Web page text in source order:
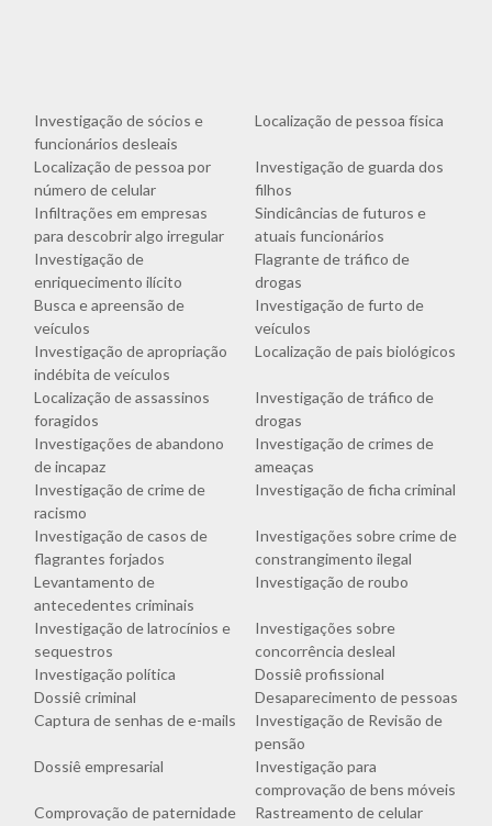
Investigação de sócios e
funcionários desleais
Localização de pessoa física
Localização de pessoa por
número de celular
Investigação de guarda dos
filhos
Infiltrações em empresas
para descobrir algo irregular
Sindicâncias de futuros e
atuais funcionários
Investigação de
enriquecimento ilícito
Flagrante de tráfico de
drogas
Busca e apreensão de
veículos
Investigação de furto de
veículos
Investigação de apropriação
indébita de veículos
Localização de pais biológicos
Localização de assassinos
foragidos
Investigação de tráfico de
drogas
Investigações de abandono
de incapaz
Investigação de crimes de
ameaças
Investigação de crime de
racismo
Investigação de ficha criminal
Investigação de casos de
flagrantes forjados
Investigações sobre crime de
constrangimento ilegal
Levantamento de
antecedentes criminais
Investigação de roubo
Investigação de latrocínios e
sequestros
Investigações sobre
concorrência desleal
Investigação política
Dossiê profissional
Dossiê criminal
Desaparecimento de pessoas
Captura de senhas de e-mails
Investigação de Revisão de
pensão
Dossiê empresarial
Investigação para
comprovação de bens móveis
Comprovação de paternidade
Rastreamento de celular